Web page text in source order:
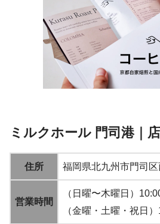
ミルクホール 門司港｜
住所 福岡県北九州市門司
営業時間
（日曜〜木曜日）
（金曜・土曜・祝日